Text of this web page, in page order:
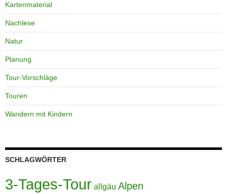
Kartenmaterial
Nachlese
Natur
Planung
Tour-Vorschläge
Touren
Wandern mit Kindern
SCHLAGWÖRTER
3-Tages-Tour allgäu Alpen